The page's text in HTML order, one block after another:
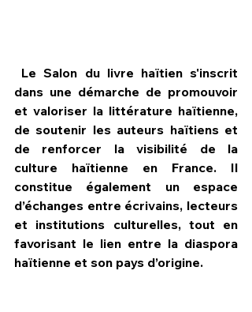
dans une démarche de promouvoir
et valoriser la littérature haïtienne,
de soutenir les auteurs haïtiens et
de renforcer la visibilité de la
culture haïtienne en France. Il
constitue également un espace
d’échanges entre écrivains, lecteurs
et institutions culturelles, tout en
favorisant le lien entre la diaspora
haïtienne et son pays d’origine.